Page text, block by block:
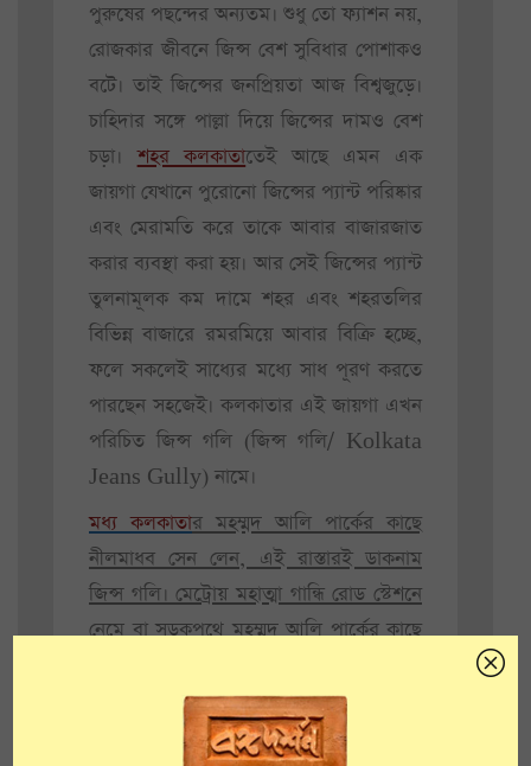
পুরুষের পছন্দের অন্যতম। শুধু তো ফ্যাশন নয়,
রোজকার জীবনে জিন্স বেশ সুবিধার পোশাকও
বটে। তাই জিন্সের জনপ্রিয়তা আজ বিশ্বজুড়ে।
চাহিদার সঙ্গে পাল্লা দিয়ে জিন্সের দামও বেশ
চড়া।শহর কলকাতাতেই আছে এমন এক
জায়গা যেখানে পুরোনো জিন্সের প্যান্ট পরিষ্কার
এবং মেরামতি করে তাকে আবার বাজারজাত
করার ব্যবস্থা করা হয়। আর সেই জিন্সের প্যান্ট
তুলনামূলক কম দামে শহর এবং শহরতলির
বিভিন্ন বাজারে রমরমিয়ে আবার বিক্রি হচ্ছে,
ফলে সকলেই সাধ্যের মধ্যে সাধ পূরণ করতে
পারছেন সহজেই। কলকাতার এই জায়গা এখন
পরিচিত জিন্স গলি (জিন্স গলি/ Kolkata
Jeans Gully) নামে।
মধ্য কলকাতার মহম্মদ আলি পার্কের কাছে
নীলমাধব সেন লেন, এই রাস্তারই ডাকনাম
জিন্স গলি। মেট্রোয় মহাত্মা গান্ধি রোড স্টেশনে
নেমে বা সড়কপথে মহম্মদ আলি পার্কের কাছে
করলেই খুঁজে পাওয়া যাবে এই ঠিকানা
সূর্যের আলো পৌঁছায় নীল সুতোর গা বেয়ে।